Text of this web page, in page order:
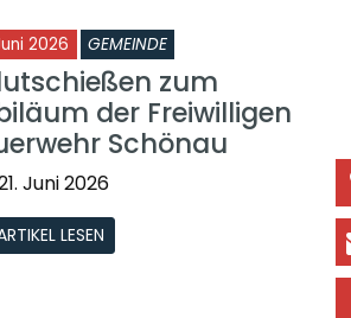
2026 GEMEINDE
zum
der Freiwilligen
Schönau
Juni 2026
LESEN